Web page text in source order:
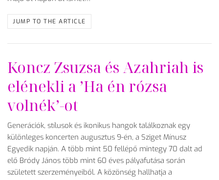
JUMP TO THE ARTICLE
Koncz Zsuzsa és Azahriah is
elénekli a ’Ha én rózsa
volnék’-ot
Generációk, stílusok és ikonikus hangok találkoznak egy
különleges koncerten augusztus 9-én, a Sziget Mínusz
Egyedik napján. A több mint 50 fellépő mintegy 70 dalt ad
elő Bródy János több mint 60 éves pályafutása során
született szerzeményeiből. A közönség hallhatja a